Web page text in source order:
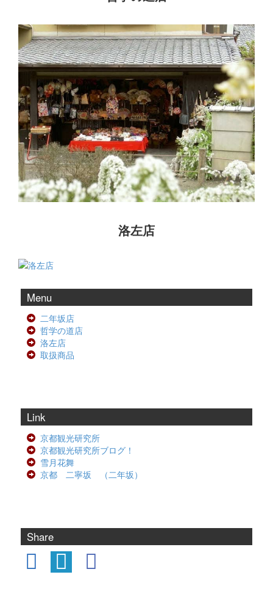
洛左店
Menu
二年坂店
哲学の道店
洛左店
取扱商品
Link
京都観光研究所
京都観光研究所ブログ！
雪月花舞
京都 二寧坂 （二年坂）
Share